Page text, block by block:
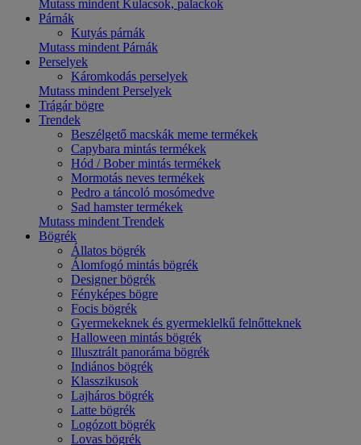
Mutass mindent Kulacsok, palackok
Párnák
Kutyás párnák
Mutass mindent Párnák
Perselyek
Káromkodás perselyek
Mutass mindent Perselyek
Trágár bögre
Trendek
Beszélgető macskák meme termékek
Capybara mintás termékek
Hód / Bober mintás termékek
Mormotás neves termékek
Pedro a táncoló mosómedve
Sad hamster termékek
Mutass mindent Trendek
Bögrék
Állatos bögrék
Álomfogó mintás bögrék
Designer bögrék
Fényképes bögre
Focis bögrék
Gyermekeknek és gyermeklelkű felnőtteknek
Halloween mintás bögrék
Illusztrált panoráma bögrék
Indiános bögrék
Klasszikusok
Lajháros bögrék
Latte bögrék
Logózott bögrék
Lovas bögrék